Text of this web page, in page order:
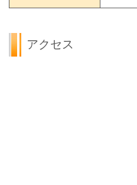
アクセス